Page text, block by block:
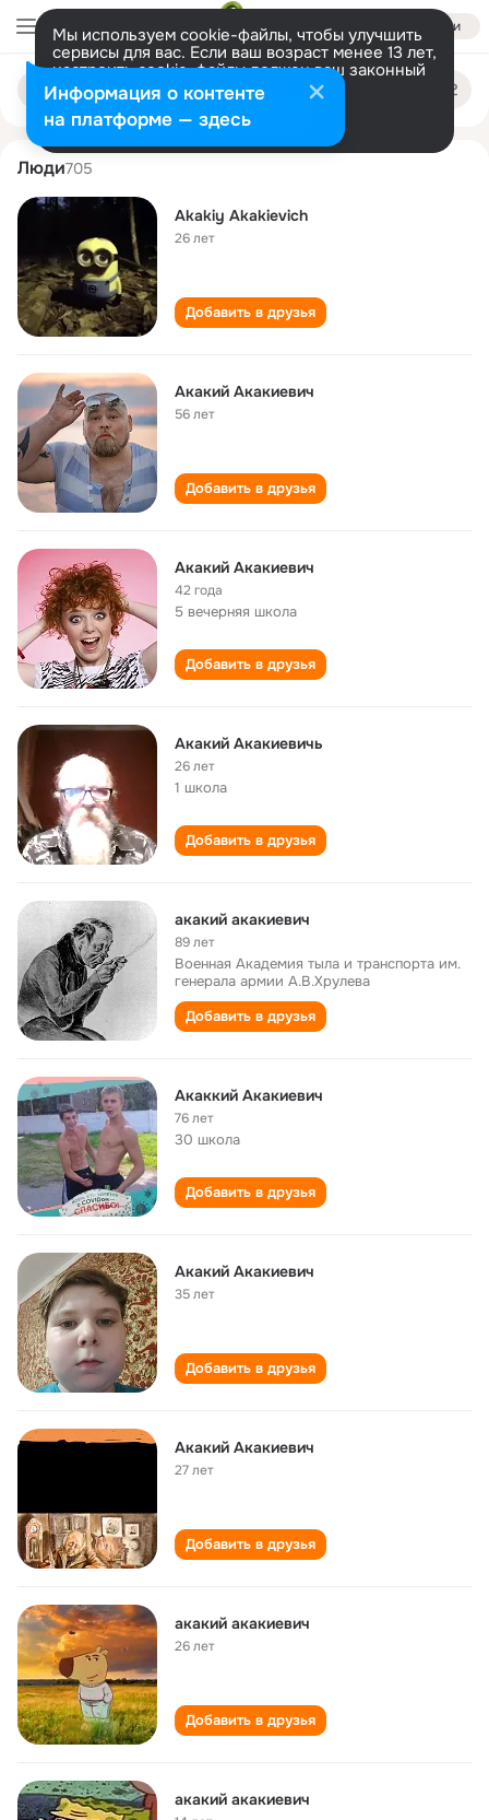
Войти
Мы используем cookie-файлы, чтобы улучшить
сервисы для вас. Если ваш возраст менее 13 лет,
настроить cookie-файлы должен ваш законный
представитель. Больше информации
Разрешить все Настроить
Поиск
людям
akakiy akakievich
Люди705
Akakiy Akakievich
26 лет
Добавить в друзья
Акакий Акакиевич
56 лет
Добавить в друзья
Акакий Акакиевич
42 года
5 вечерняя школа
Добавить в друзья
Акакий Акакиевичь
26 лет
1 школа
Добавить в друзья
акакий акакиевич
89 лет
Военная Академия тыла и транспорта им.
генерала армии А.В.Хрулева
Добавить в друзья
Акаккий Акакиевич
76 лет
30 школа
Добавить в друзья
Акакий Акакиевич
35 лет
Добавить в друзья
Акакий Акакиевич
27 лет
Добавить в друзья
акакий акакиевич
26 лет
Добавить в друзья
акакий акакиевич
Информация о контенте
на платформе — здесь